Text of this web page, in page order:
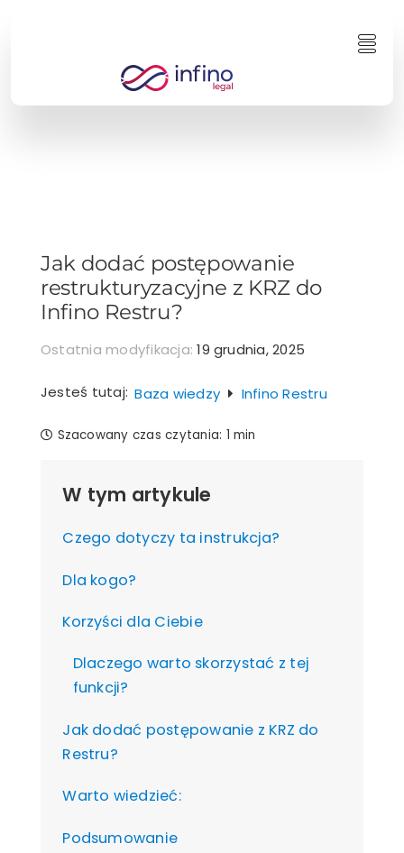
Jak dodać postępowanie
restrukturyzacyjne z KRZ do
Infino Restru?
Ostatnia modyfikacja:19 grudnia, 2025
Jesteś tutaj: Baza wiedzy Infino Restru
Szacowany czas czytania: 1 min
W tym artykule
Czego dotyczy ta instrukcja?
Dla kogo?
Korzyści dla Ciebie
Dlaczego warto skorzystać z tej
funkcji?
Jak dodać postępowanie z KRZ do
Restru?
Warto wiedzieć:
Podsumowanie